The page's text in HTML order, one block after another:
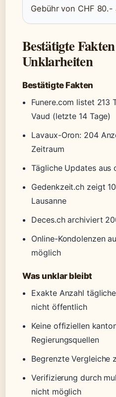
Gebühr von CHF 80.-
Bestätigte
Unklarheiten
Bestätigte Fakten
Funere.com listet 213
Vaud (letzte 14 Tage)
Lavaux-Oron: 204
Zeitraum
Tägliche Updates aus
Gedenkzeit.ch zeigt
Lausanne
Deces.ch archiviert
Online-Kondolenzen
möglich
Was unklar bleibt
Exakte Anzahl
nicht öffentlich
Keine offiziellen
Regierungsquellen
Begrenzte Vergleiche
Verifizierung durch
nicht möglich